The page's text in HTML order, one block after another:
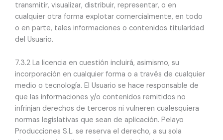
transmitir, visualizar, distribuir, representar, o en
cualquier otra forma explotar comercialmente, en todo
o en parte, tales informaciones o contenidos titularidad
del Usuario.
7.3.2 La licencia en cuestión incluirá, asimismo, su
incorporación en cualquier forma o a través de cualquier
medio o tecnología. El Usuario se hace responsable de
que las informaciones y/o contenidos remitidos no
infrinjan derechos de terceros ni vulneren cualesquiera
normas legislativas que sean de aplicación. Pelayo
Producciones S.L. se reserva el derecho, a su sola